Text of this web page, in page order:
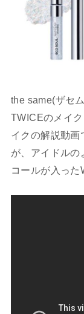
the same(ザセ
TWICEのメイ
イクの解説動画
が、アイドルの
コールが入った